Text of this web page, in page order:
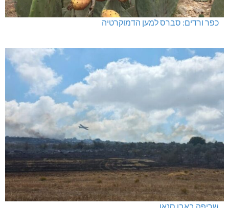
כפר ורדים: סברס למען הדמוקרטיה
שריפה באבו סנאן